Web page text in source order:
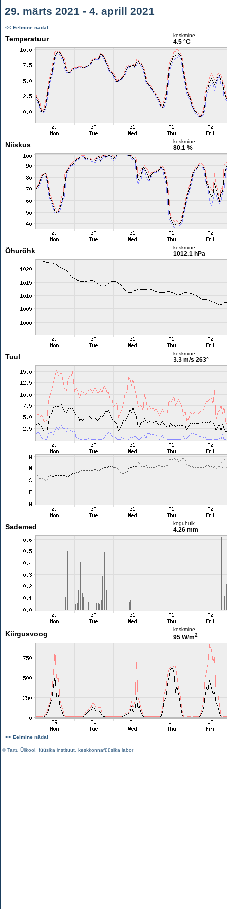
29. märts 2021 - 4. aprill 2021
<< Eelmine nädal
Temperatuur keskmine
4.5 °C
Niiskus keskmine
80.1 %
Õhurõhk keskmine
1012.1 hPa
Tuul keskmine
3.3 m/s 263°
Sademed koguhulk
4.26 mm
Kiirgusvoog
keskmine
95 W/m2
<< Eelmine nädal
©Tartu Ülikool füüsika instituut keskkonnafüüsika labor